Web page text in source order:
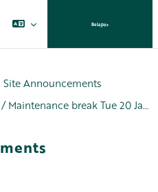
Belépés
Site Announcements
Käyttökatkoja ti 20.1. illalla / Maintenance break Tue 20 Jan evening